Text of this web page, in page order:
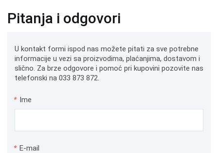
Pitanja i odgovori
U kontakt formi ispod nas možete pitati za sve potrebne
informacije u vezi sa proizvodima, plaćanjima, dostavom i
slično. Za brze odgovore i pomoć pri kupovini pozovite nas
telefonski na 033 873 872.
* Ime
* E-mail